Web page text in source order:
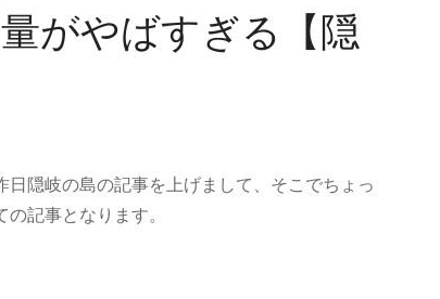
がやばすぎる【隠
隠岐の島の記事を上げまして、そこでちょっ
記事となります。